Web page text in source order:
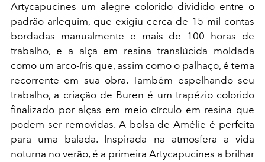
Artycapucines um alegre colorido dividido entre o
padrão arlequim, que exigiu cerca de 15 mil contas
bordadas manualmente e mais de 100 horas de
trabalho, e a alça em resina translúcida moldada
como um arco-íris que, assim como o palhaço, é tema
recorrente em sua obra. Também espelhando seu
trabalho, a criação de Buren é um trapézio colorido
finalizado por alças em meio círculo em resina que
podem ser removidas. A bolsa de Amélie é perfeita
para uma balada. Inspirada na atmosfera a vida
noturna no verão, é a primeira Artycapucines a brilhar